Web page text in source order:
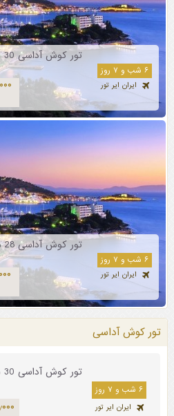
تور کوش آداسی 30 مرداد 1405
۶ شب و ۷ روز
ایران ایر تور
تور کوش آداسی 28 مرداد 1405
۶ شب و ۷ روز
ایران ایر تور
تور کوش آداسی
تور کوش آداسی 30 مرداد 1405
۶ شب و ۷ روز
ایران ایر تور